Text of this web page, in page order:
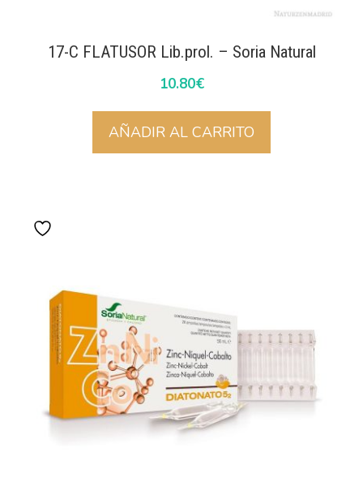
17-C FLATUSOR Lib.prol. – Soria Natural
10.80€
AÑADIR AL CARRITO